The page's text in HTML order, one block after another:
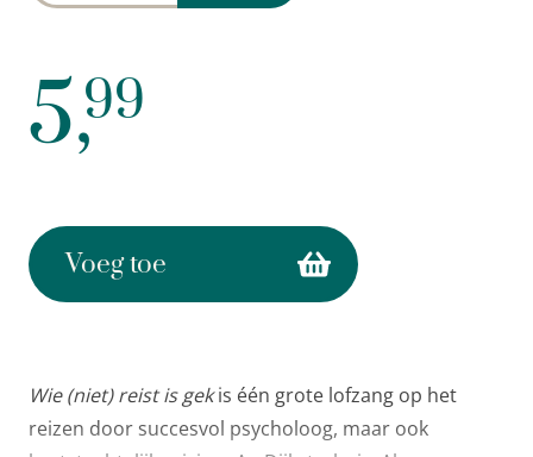
5,99
Voeg toe
Wie (niet) reist is gekis één grote lofzang op het
reizen door succesvol psycholoog, maar ook